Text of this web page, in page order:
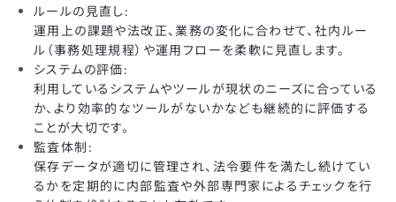
ルールの見直し:
運用上の課題や法改正、業務の変化に合わせて、社内ルー
ル（事務処理規程）や運用フローを柔軟に見直します。
システムの評価:
利用しているシステムやツールが現状のニーズに合っている
か、より効率的なツールがないかなども継続的に評価する
ことが大切です。
監査体制:
保存データが適切に管理され、法令要件を満たし続けてい
るかを定期的に内部監査や外部専門家によるチェックを行